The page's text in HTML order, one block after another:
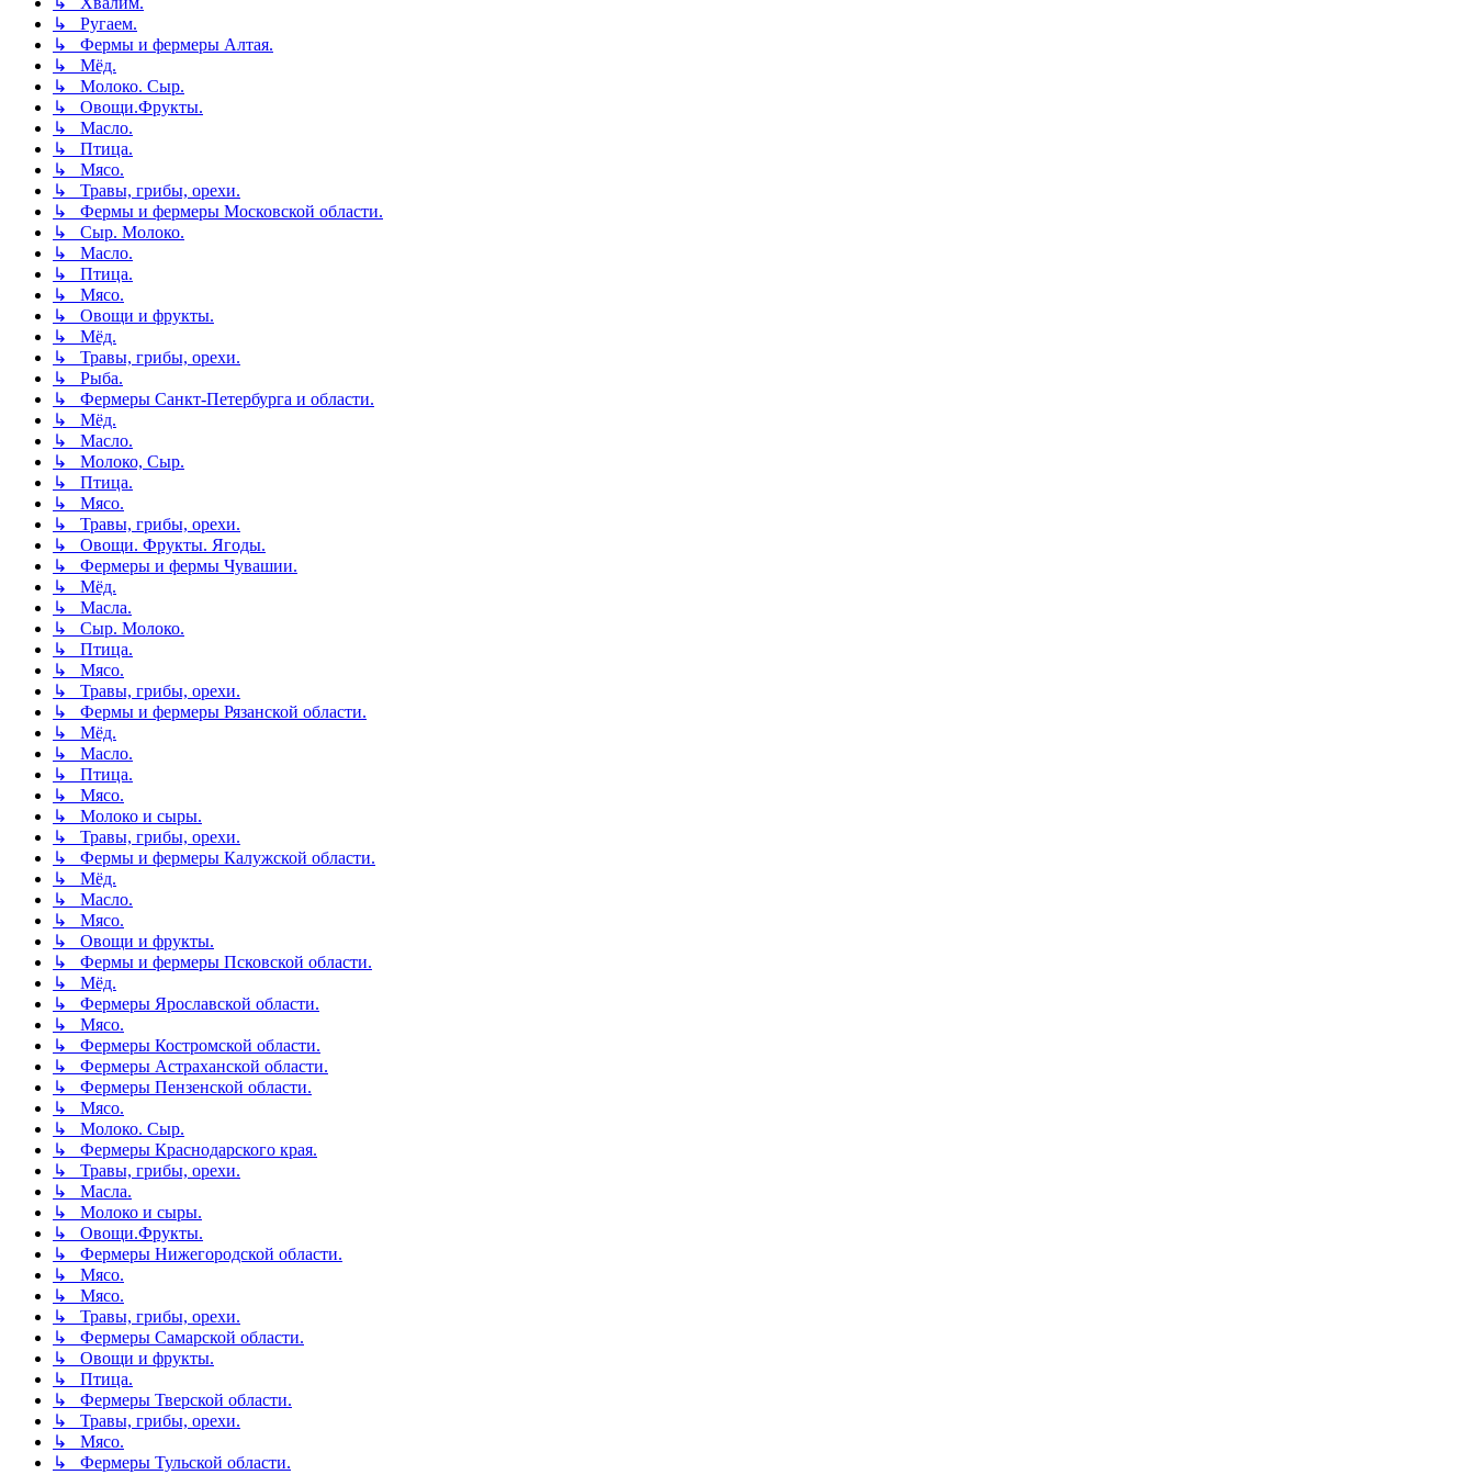
↳ Ругаем.
↳ Фермы и фермеры Алтая.
↳ Мёд.
↳ Молоко. Сыр.
↳ Овощи.Фрукты.
↳ Масло.
↳ Птица.
↳ Мясо.
↳ Травы, грибы, орехи.
↳ Фермы и фермеры Московской области.
↳ Сыр. Молоко.
↳ Масло.
↳ Птица.
↳ Мясо.
↳ Овощи и фрукты.
↳ Мёд.
↳ Травы, грибы, орехи.
↳ Рыба.
↳ Фермеры Санкт-Петербурга и области.
↳ Мёд.
↳ Масло.
↳ Молоко, Сыр.
↳ Птица.
↳ Мясо.
↳ Травы, грибы, орехи.
↳ Овощи. Фрукты. Ягоды.
↳ Фермеры и фермы Чувашии.
↳ Мёд.
↳ Масла.
↳ Сыр. Молоко.
↳ Птица.
↳ Мясо.
↳ Травы, грибы, орехи.
↳ Фермы и фермеры Рязанской области.
↳ Мёд.
↳ Масло.
↳ Птица.
↳ Мясо.
↳ Молоко и сыры.
↳ Травы, грибы, орехи.
↳ Фермы и фермеры Калужской области.
↳ Мёд.
↳ Масло.
↳ Мясо.
↳ Овощи и фрукты.
↳ Фермы и фермеры Псковской области.
↳ Мёд.
↳ Фермеры Ярославской области.
↳ Мясо.
↳ Фермеры Костромской области.
↳ Фермеры Астраханской области.
↳ Фермеры Пензенской области.
↳ Мясо.
↳ Молоко. Сыр.
↳ Фермеры Краснодарского края.
↳ Травы, грибы, орехи.
↳ Масла.
↳ Молоко и сыры.
↳ Овощи.Фрукты.
↳ Фермеры Нижегородской области.
↳ Мясо.
↳ Мясо.
↳ Травы, грибы, орехи.
↳ Фермеры Самарской области.
↳ Овощи и фрукты.
↳ Птица.
↳ Фермеры Тверской области.
↳ Травы, грибы, орехи.
↳ Мясо.
↳ Фермеры Тульской области.